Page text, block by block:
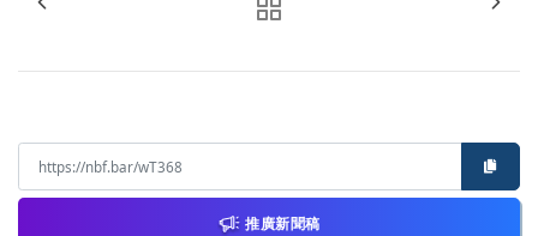
推廣新聞稿